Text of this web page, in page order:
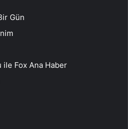
Gün
ile Fox Ana Haber